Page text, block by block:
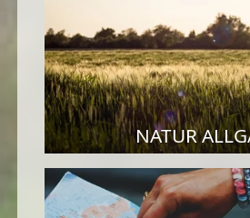
NATUR